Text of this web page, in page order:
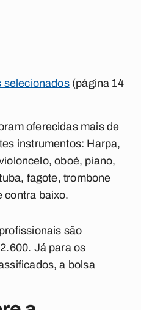
selecionados(página 14
oferecidas mais de
instrumentos: Harpa,
oboé, piano,
fagote, trombone
contra baixo.
são
Já para os
a bolsa